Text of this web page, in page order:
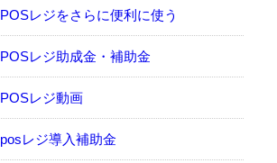
POSレジをさらに便利に使う
POSレジ助成金・補助金
POSレジ動画
posレジ導入補助金